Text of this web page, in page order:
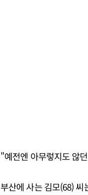
"예전엔 아무렇지도 않
부산에 사는 김모(68) 씨